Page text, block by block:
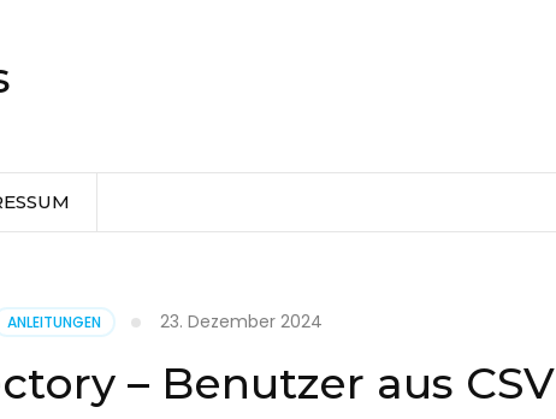
ANLEITUNGEN 23. Dezember 2024
– Benutzer aus CSV